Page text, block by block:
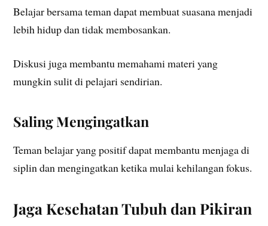
Belajar bersama teman dapat membuat suasana menjadi
lebih hidup dan tidak membosankan.
Diskusi juga membantu memahami materi yang
mungkin sulit di pelajari sendirian.
Saling Mengingatkan
Teman belajar yang positif dapat membantu menjaga di
siplin dan mengingatkan ketika mulai kehilangan fokus.
Jaga Kesehatan Tubuh dan Pikiran